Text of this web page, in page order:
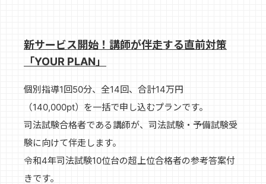
新サービス開始！講師が伴走する直前対策
「YOUR PLAN」
個別指導1回50分、全14回、合計14万円
（140,000pt）を一括で申し込むプランです。
司法試験合格者である講師が、司法試験・予備試験受
験に向けて伴走します。
令和4年司法試験10位台の超上位合格者の参考答案付
きです。